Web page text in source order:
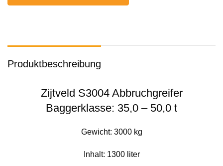
Produktbeschreibung
Zijtveld S3004 Abbruchgreifer
Baggerklasse: 35,0 – 50,0 t
Gewicht: 3000 kg
Inhalt: 1300 liter